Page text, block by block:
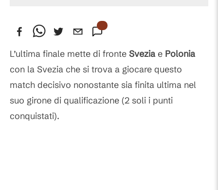
L’ultima finale mette di fronte Svezia e Polonia
con la Svezia che si trova a giocare questo
match decisivo nonostante sia finita ultima nel
suo girone di qualificazione (2 soli i punti
conquistati).